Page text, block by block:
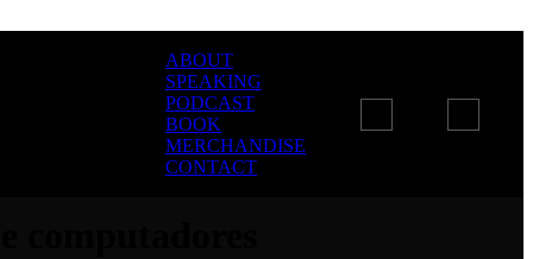
ABOUT
SPEAKING
PODCAST
BOOK
MERCHANDISE
CONTACT
computadores